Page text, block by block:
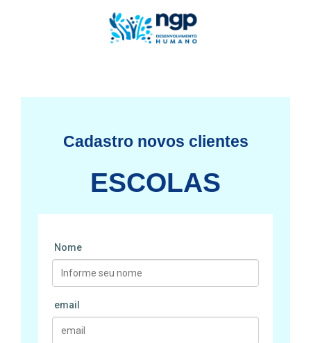
Cadastro novos clientes
ESCOLAS
Nome
email